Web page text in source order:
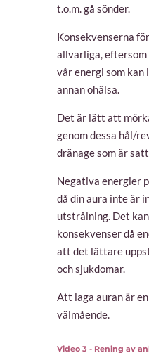
t.o.m. gå sönder.
Konsekvenserna
allvarliga, eftersom
vår energi som
annan ohälsa.
Det är lätt att
genom dessa hål/
dränage som är
Negativa energier
då din aura inte är
utstrålning. Det
konsekvenser då
att det lättare
och sjukdomar.
Att laga auran är
välmående.
Video 3 - Rening av